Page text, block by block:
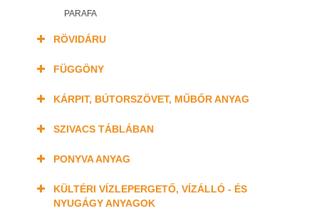
PARAFA
RÖVIDÁRU
FÜGGÖNY
KÁRPIT, BÚTORSZÖVET, MŰBŐR ANYAG
SZIVACS TÁBLÁBAN
PONYVA ANYAG
KÜLTÉRI VÍZLEPERGETŐ, VÍZÁLLÓ - ÉS
NYUGÁGY ANYAGOK